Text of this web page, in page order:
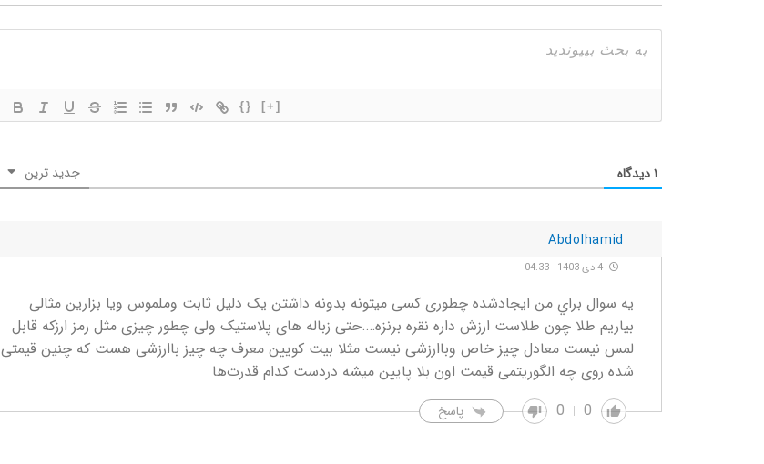
{} [+]
۱دیدگاه جدید ترین
Abdolhamid
يه سوال براي من ايجادشده چطوری کسی میتونه بدونه داشتن یک دلیل ثابت وملموس ویا بزارین مثالی
بیاریم طلا چون طلاست ارزش داره نقره برنزه….حتی زباله های پلاستیک ولی چطور چیزی مثل رمز ارزکه قابل
لمس نیست معادل چیز خاص وباارزشی نیست مثلا بیت کویین معرف چه چیز باارزشی هست که چنین قیمتی
شده روی چه الگوریتمی قیمت اون بلا پایین میشه دردست کدام قدرت‌ها
0
0 پاسخ